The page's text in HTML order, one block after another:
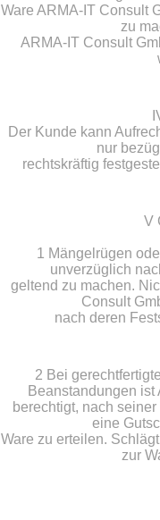
Ware ARMA-IT Consult
zu
ARMA-IT Consult
Der Kunde kann
nur
rechtskräftig
V
1 Mängelrügen
unverzüglich
geltend zu machen.
Consult
nach deren
2 Bei
Beanstandungen
berechtigt, nach
eine
Ware zu erteilen.
zur